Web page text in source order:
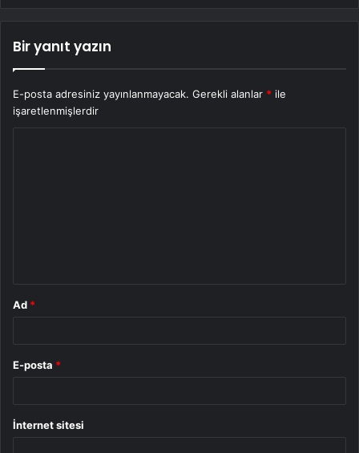
Bir yanıt yazın
E-posta adresiniz yayınlanmayacak. Gerekli alanlar * ile
işaretlenmişlerdir
Ad *
E-posta *
İnternet sitesi